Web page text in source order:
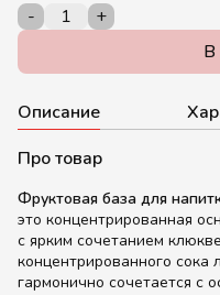
- +
В
Описание
Про товар
Фруктовая база для
это концентрированная
с ярким сочетанием
концентрированного
гармонично сочетается с